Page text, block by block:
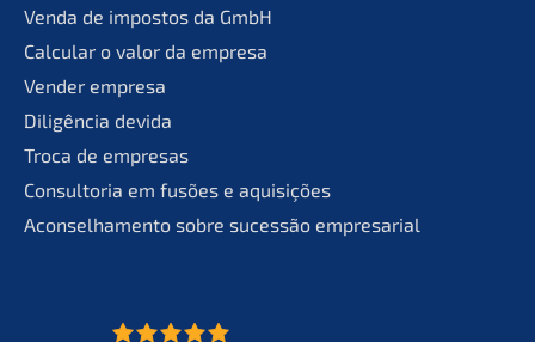
Venda de impos­tos da GmbH
Calcu­lar o valor da empresa
Vender empre­sa
Diligên­cia devida
Troca de empresas
Consult­oria em fusões e aquisições
Aconsel­ha­men­to sobre suces­são empresarial